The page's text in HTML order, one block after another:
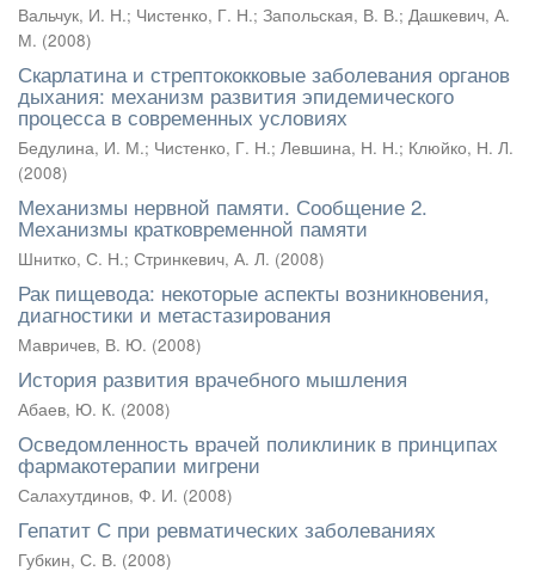
Вальчук, И. Н.; Чистенко, Г. Н.; Запольская, В. В.; Дашкевич, А.
М. (2008)
Скарлатина и стрептококковые заболевания органов
дыхания: механизм развития эпидемического
процесса в современных условиях
Бедулина, И. М.; Чистенко, Г. Н.; Левшина, Н. Н.; Клюйко, Н. Л.
(2008)
Механизмы нервной памяти. Сообщение 2.
Механизмы кратковременной памяти
Шнитко, С. Н.; Стринкевич, А. Л. (2008)
Рак пищевода: некоторые аспекты возникновения,
диагностики и метастазирования
Мавричев, В. Ю. (2008)
История развития врачебного мышления
Абаев, Ю. К. (2008)
Осведомленность врачей поликлиник в принципах
фармакотерапии мигрени
Салахутдинов, Ф. И. (2008)
Гепатит С при ревматических заболеваниях
Губкин, С. В. (2008)